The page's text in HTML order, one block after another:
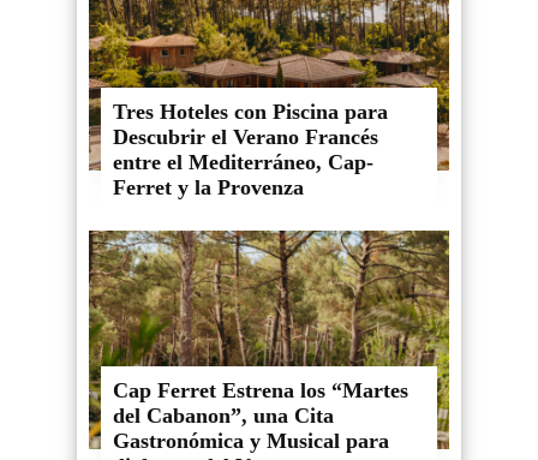
Tres Hoteles con Piscina para
Descubrir el Verano Francés
entre el Mediterráneo, Cap-
Ferret y la Provenza
Cap Ferret Estrena los “Martes
del Cabanon”, una Cita
Gastronómica y Musical para